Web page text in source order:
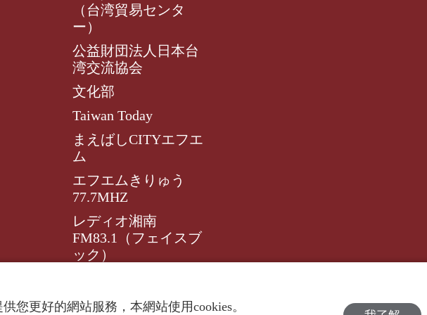
（台湾貿易センタ
ー）
公益財団法人日本台
湾交流協会
文化部
Taiwan Today
まえばしCITYエフエ
ム
エフエムきりゅう
77.7MHZ
レディオ湘南
FM83.1（フェイスブ
ック）
您更好的網站服務，本網站使用cookies。